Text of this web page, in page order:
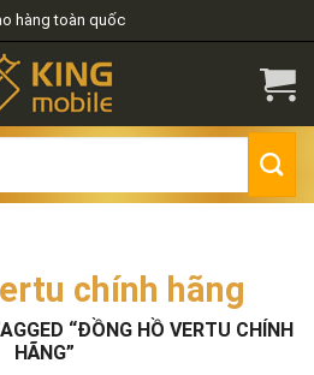
hàng toàn quốc
chính hãng
“ĐỒNG HỒ VERTU CHÍNH
HÃNG”